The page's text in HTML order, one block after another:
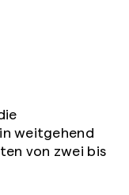
weitgehend
von zwei bis